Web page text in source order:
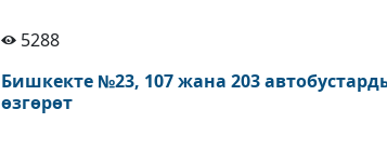
5288
Бишкекте №23, 107 жана 203
өзгөрөт